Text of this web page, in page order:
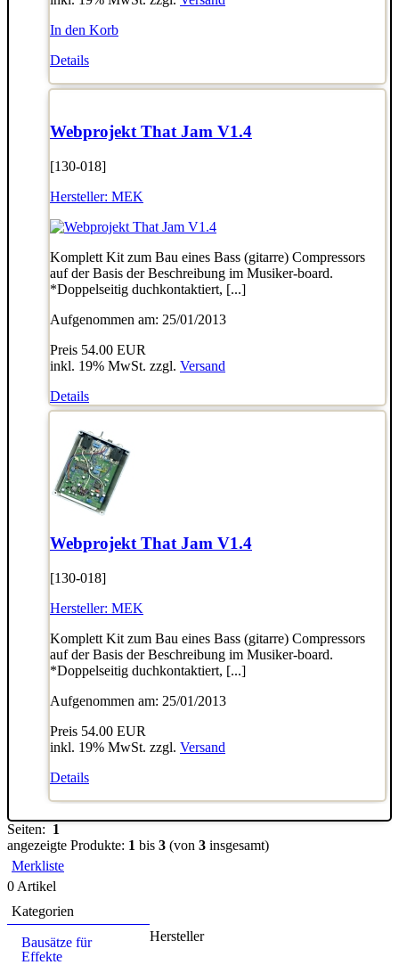
In den Korb
Details
Webprojekt That Jam V1.4
[130-018]
Hersteller: MEK
Komplett Kit zum Bau eines Bass (gitarre) Compressors
auf der Basis der Beschreibung im Musiker-board.
*Doppelseitig duchkontaktiert, [...]
Aufgenommen am: 25/01/2013
Preis 54.00 EUR
inkl. 19% MwSt. zzgl. Versand
Details
Webprojekt That Jam V1.4
[130-018]
Hersteller: MEK
Komplett Kit zum Bau eines Bass (gitarre) Compressors
auf der Basis der Beschreibung im Musiker-board.
*Doppelseitig duchkontaktiert, [...]
Aufgenommen am: 25/01/2013
Preis 54.00 EUR
inkl. 19% MwSt. zzgl. Versand
Details
Seiten: 1
angezeigte Produkte: 1 bis 3 (von 3 insgesamt)
Merkliste
0 Artikel
Kategorien
Bausätze für
Effekte
Hersteller